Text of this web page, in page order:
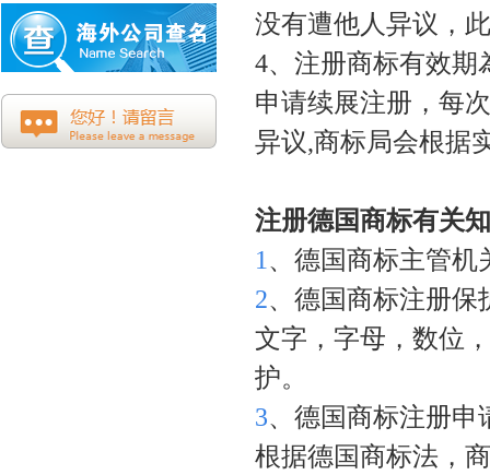
没有遭他人异议，
4、注册商标有效期
申请续展注册，每
异议,商标局会根据
注册德国商标有关
1 、德国商标主管机
2、德国商标注册保
文字，字母，数位
护。
3、德国商标注册申
根据德国商标法，